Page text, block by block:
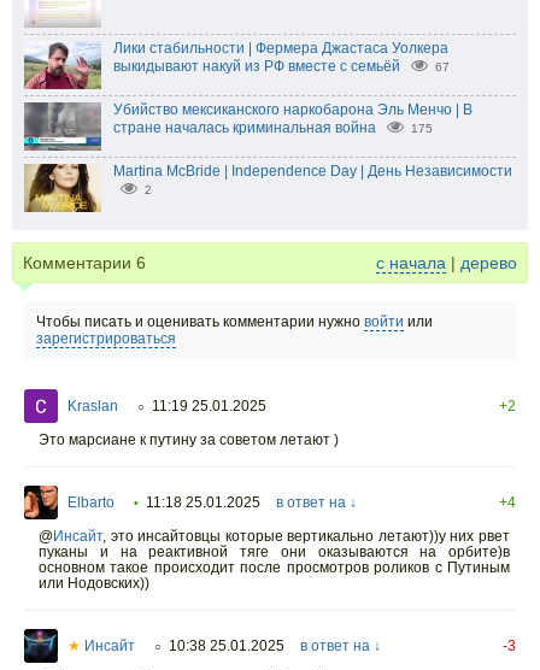
Лики стабильности | Фермера Джастаса Уолкера
выкидывают накуй из РФ вместе с семьёй
67
Убийство мексиканского наркобарона Эль Менчо | В
стране началась криминальная война
175
Martina McBride | Independence Day | День Независимости
2
Комментарии 6 с начала | дерево
Чтобы писать и оценивать комментарии нужно войти или
зарегистрироваться
Kraslan ○ 11:19 25.01.2025
+2
Это марсиане к путину за советом летают )
Elbarto • 11:18 25.01.2025 в ответ на ↓
+4
@Инсайт, это инсайтовцы которые вертикально летают))у них рвет
пуканы и на реактивной тяге они оказываются на орбите)в
основном такое происходит после просмотров роликов с Путиным
или Нодовских))
★ Инсайт ○ 10:38 25.01.2025 в ответ на ↓
-3